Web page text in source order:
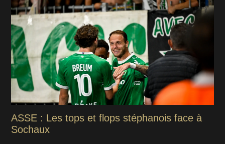
ASSE : Les tops et flops stéphanois face à
Sochaux